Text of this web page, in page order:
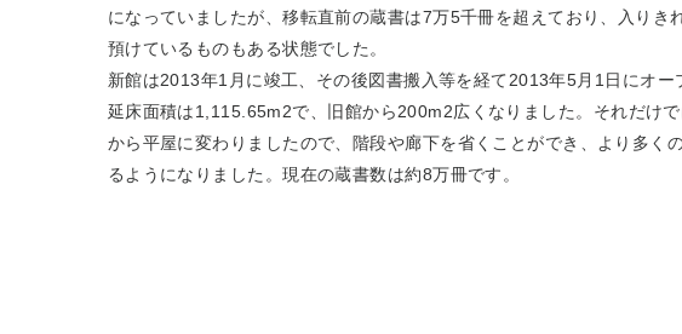
になっていましたが、移転直前の蔵書は7万5千冊を超えており、入りき
預けているものもある状態でした。
新館は2013年1月に竣工、その後図書搬入等を経て2013年5月1日にオー
延床面積は1,115.65m2で、旧館から200m2広くなりました。それだけ
から平屋に変わりましたので、階段や廊下を省くことができ、より多く
るようになりました。現在の蔵書数は約8万冊です。